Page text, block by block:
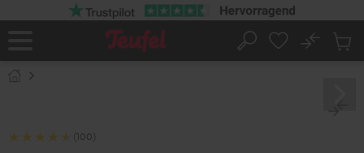
Startseite
Suche
No
(100)